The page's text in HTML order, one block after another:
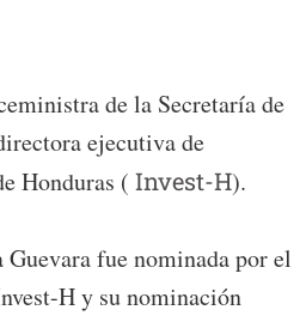
de la Secretaría de
ejecutiva de
Honduras ( Invest-H).
fue nominada por el
H y su nominación